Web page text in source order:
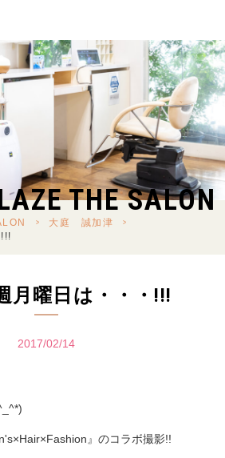
THE SALON
> 大庭 誠加津
>
月曜日は・・・!!!
2017/02/14
』のコラボ撮影!!